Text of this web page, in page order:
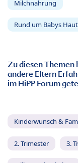
Milchnahrung
Rund um Babys Haut
Zu diesen Themen
andere Eltern
im HiPP Forum
Kinderwunsch &
2. Trimester 3.